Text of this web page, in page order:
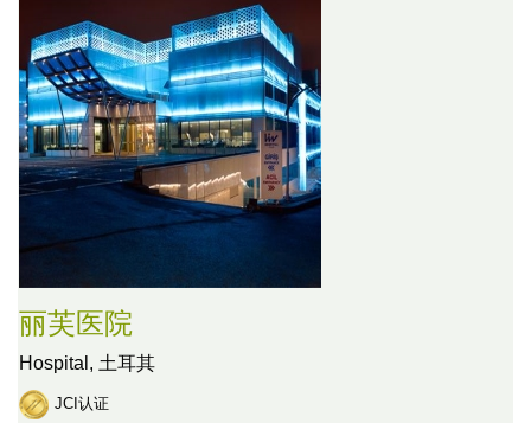
丽芙医院
Hospital, 土耳其
JCI认证